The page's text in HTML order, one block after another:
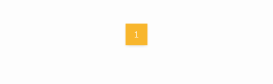
1